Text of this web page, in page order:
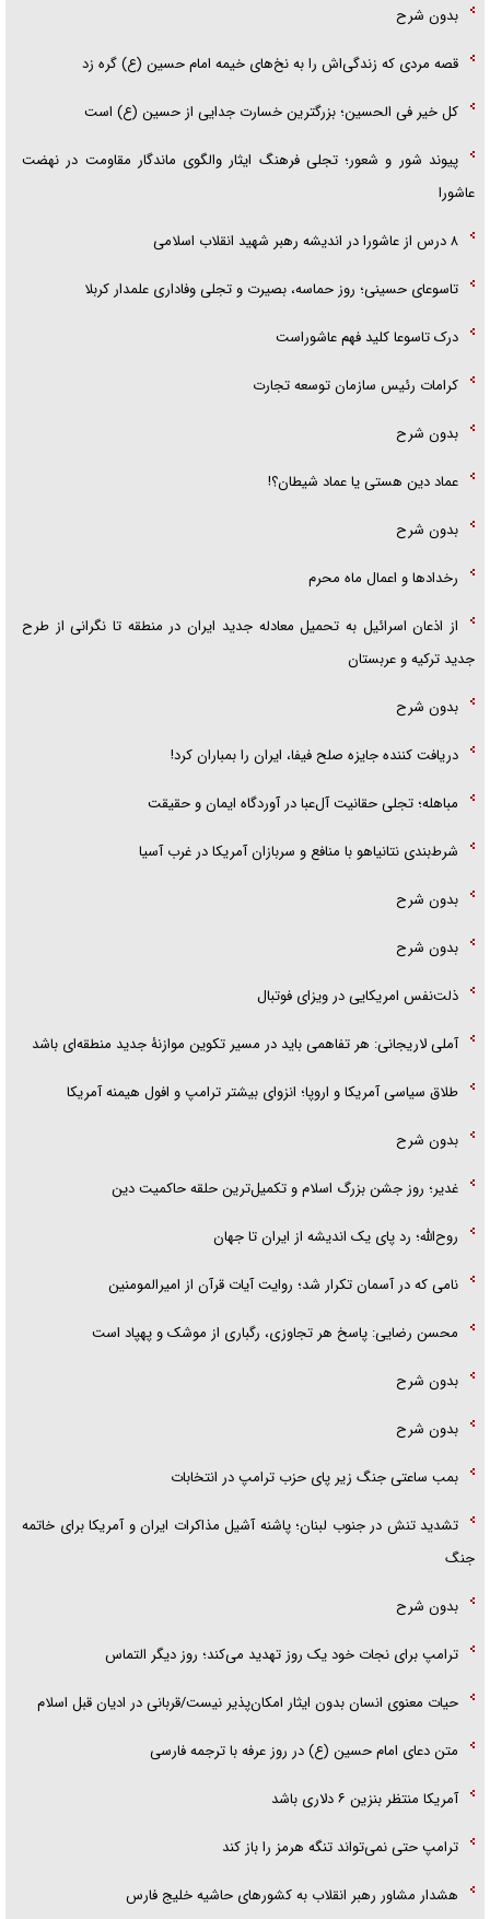
بدون شرح
قصه مردی که زندگی‌اش را به نخ‌های خیمه امام حسین (ع) گره زد
کل خیر فی الحسین؛ بزرگترین خسارت جدایی از حسین (ع) است
پیوند شور و شعور؛ تجلی فرهنگ ایثار والگوی ماندگار مقاومت در نهضت
عاشورا
۸ درس از عاشورا در اندیشه رهبر شهید انقلاب اسلامی
تاسوعای حسینی؛ روز حماسه، بصیرت و تجلی وفاداری علمدار کربلا
درک تاسوعا کلید فهم عاشوراست
کرامات رئیس سازمان توسعه تجارت
بدون شرح
عماد دین هستی یا عماد شیطان؟!
بدون شرح
رخداد‌ها و اعمال ماه محرم
از اذعان اسرائیل به تحمیل معادله جدید ایران در منطقه تا نگرانی از طرح
جدید ترکیه و عربستان
بدون شرح
دریافت کننده جایزه صلح فیفا، ایران را بمباران کرد!
مباهله؛ تجلی حقانیت آل‌عبا در آوردگاه ایمان و حقیقت
شرط‌بندی نتانیاهو با منافع و سربازان آمریکا در غرب آسیا
بدون شرح
بدون شرح
ذلت‌نفس امریکایی در ویزای فوتبال
آملی لاریجانی: هر تفاهمی باید در مسیر تکوین موازنۀ جدید منطقه‌ای باشد
طلاق سیاسی آمریکا و اروپا؛ انزوای بیشتر ترامپ و افول هیمنه آمریکا
بدون شرح
غدیر؛ روز جشن بزرگ اسلام و تکمیل‌ترین حلقه حاکمیت دین
روح‌الله؛ رد پای یک اندیشه از ایران تا جهان
نامی که در آسمان تکرار شد؛ روایت آیات قرآن از امیرالمومنین
محسن رضایی: پاسخ هر تجاوزی، رگباری از موشک و پهپاد است
بدون شرح
بدون شرح
بمب ساعتی جنگ زیر پای حزب ترام‍پ در انتخابات
تشدید تنش در جنوب لبنان؛ پاشنه آشیل مذاکرات ایران و آمریکا برای خاتمه
جنگ
بدون شرح
ترامپ برای نجات خود یک روز تهدید می‌کند؛ روز دیگر التماس
حیات معنوی انسان بدون ایثار امکان‌پذیر نیست/قربانی در ادیان قبل اسلام
متن دعای امام حسین (ع) در روز عرفه با ترجمه فارسی
آمریکا منتظر بنزین ۶ دلاری باشد
ترامپ حتی نمی‌تواند تنگه هرمز را باز کند
هشدار مشاور رهبر انقلاب به کشور‌های حاشیه خلیج فارس